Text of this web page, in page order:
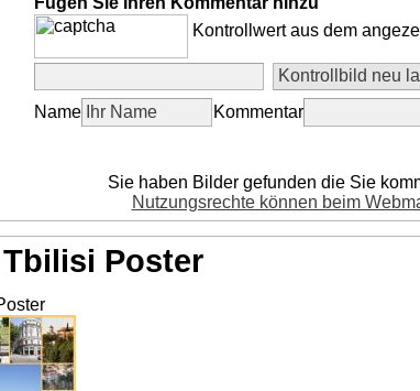
Kontrollwert aus dem
Name Kommentar
Sie haben Bilder gefunden die Sie
Nutzungsrechte können beim
Poster